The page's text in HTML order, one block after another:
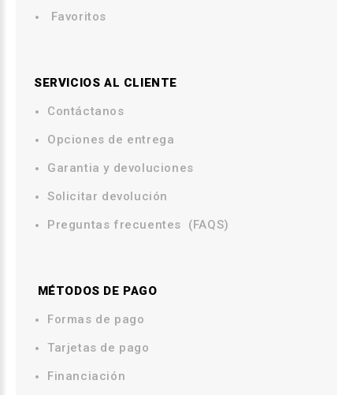
Favoritos
SERVICIOS AL CLIENTE
Contáctanos
Opciones de entrega
Garantia y devoluciones
Solicitar devolución
Preguntas frecuentes (FAQS)
MÉTODOS DE PAGO
Formas de pago
Tarjetas de pago
Financiación